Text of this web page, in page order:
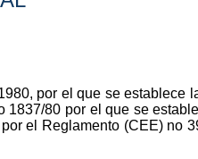
por el que se establece
80 por el que se
el Reglamento (CEE) no